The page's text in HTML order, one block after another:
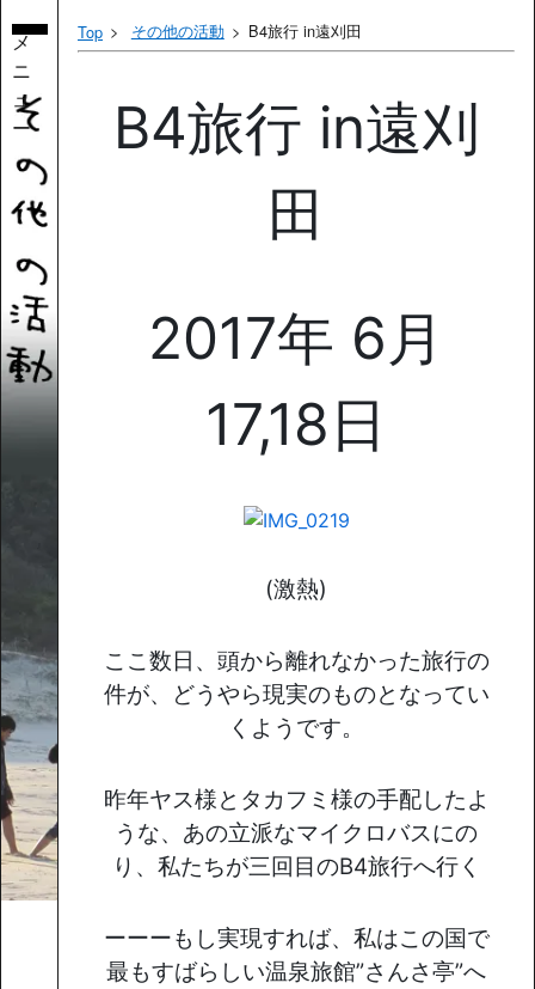
メ
ニ
ュ
ー
Top その他の活動 B4旅行 in遠刈田
B4旅行 in遠刈
田
2017年 6月
17,18日
(激熱)
ここ数日、頭から離れなかった旅行の
件が、どうやら現実のものとなってい
くようです。
昨年ヤス様とタカフミ様の手配したよ
うな、あの立派なマイクロバスにの
り、私たちが三回目のB4旅行へ行く
ーーーもし実現すれば、私はこの国で
最もすばらしい温泉旅館”さんさ亭”へ